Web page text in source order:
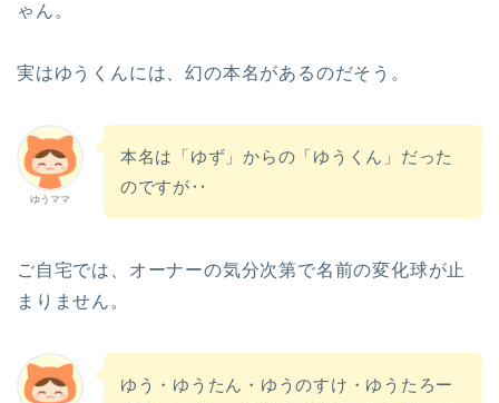
ゃん。
実はゆうくんには、幻の本名があるのだそう。
ゆうママ
本名は「ゆず」からの「ゆうくん」だった
のですが‥
ご自宅では、オーナーの気分次第で名前の変化球が止
まりません。
ゆう・ゆうたん・ゆうのすけ・ゆうたろー